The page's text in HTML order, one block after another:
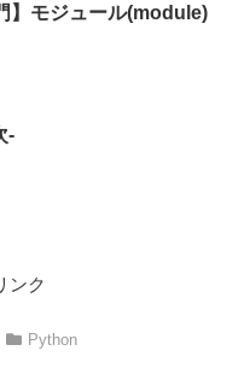
】モジュール(module)
-
ンク
Python